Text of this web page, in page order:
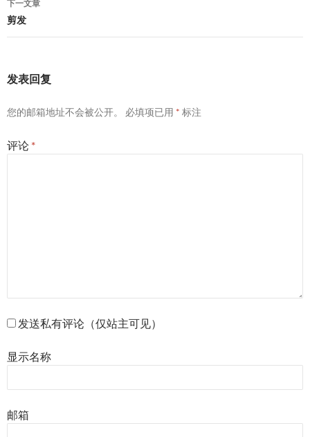
航
下一文章
剪发
发表回复
您的邮箱地址不会被公开。 必填项已用 * 标注
评论 *
发送私有评论（仅站主可见）
显示名称
邮箱